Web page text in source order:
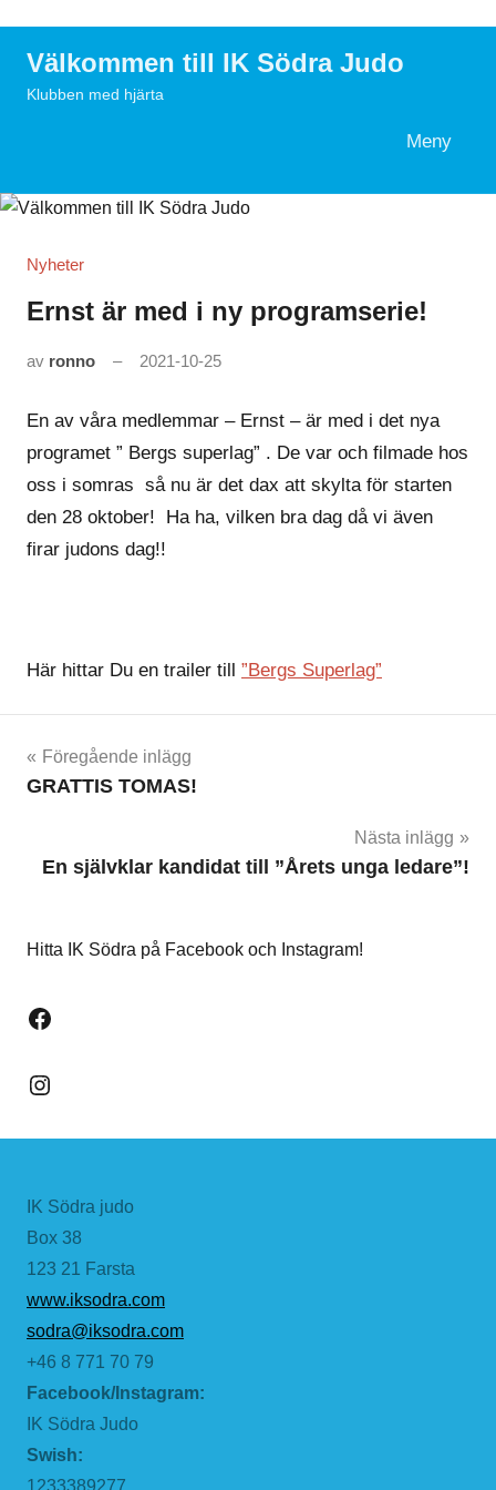
innehåll
Välkommen till IK Södra Judo
Klubben med hjärta
Meny
Nyheter
Ernst är med i ny programserie!
av ronno 2021-10-25
En av våra medlemmar – Ernst – är med i det nya
programet ” Bergs superlag” . De var och filmade hos
oss i somras så nu är det dax att skylta för starten
den 28 oktober! Ha ha, vilken bra dag då vi även
firar judons dag!!
Här hittar Du en trailer till ”Bergs Superlag”
Inläggsnavigering
Föregående inlägg
GRATTIS TOMAS!
Nästa inlägg
En självklar kandidat till ”Årets unga ledare”!
Hitta IK Södra på Facebook och Instagram!
Facebook
Instagram
IK Södra judo
Box 38
123 21 Farsta
www.iksodra.com
sodra@iksodra.com
+46 8 771 70 79
Facebook/Instagram:
IK Södra Judo
Swish:
1233389277